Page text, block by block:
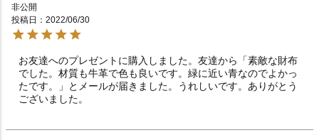
非公開
投稿日
2022/06/30
お友達へのプレゼントに購入しました。友達から「素敵な財布
でした。材質も牛革で色も良いです。緑に近い青なのでよかっ
たです。」とメールが届きました。うれしいです。ありがとう
ございました。